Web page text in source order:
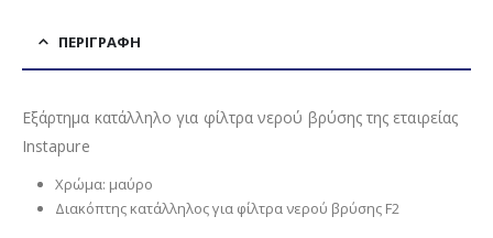
ΠΕΡΙΓΡΑΦΉ
Εξάρτημα κατάλληλο για φίλτρα νερού βρύσης της εταιρείας
Instapure
Χρώμα: μαύρο
Διακόπτης κατάλληλος για φίλτρα νερού βρύσης F2